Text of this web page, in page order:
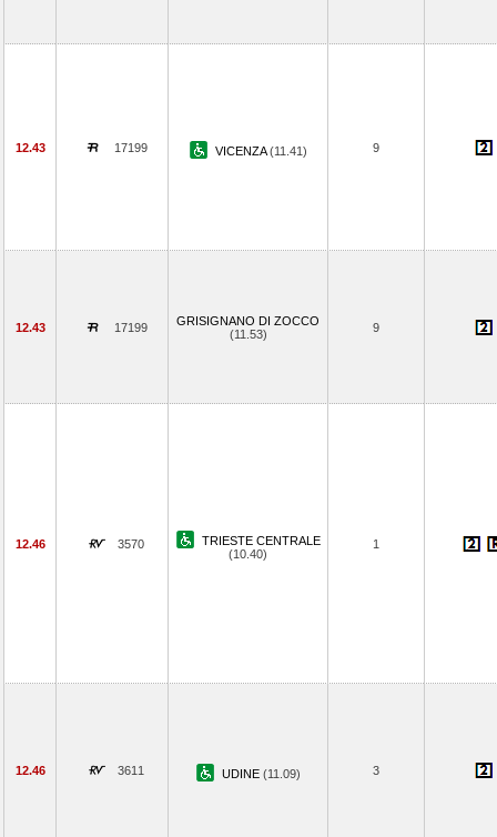
12.43 17199 VICENZA(11.41) 9
12.43 17199
GRISIGNANO DI ZOCCO
(11.53)
9
12.46 3570
TRIESTE CENTRALE
(10.40)
1
12.46 3611 UDINE (11.09) 3